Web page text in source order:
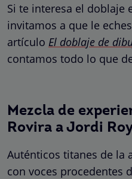
Si te interesa el doblaje
invitamos a que le
artículo El doblaje de
contamos todo lo que
Mezcla de
Rovira a Jordi
Auténticos titanes de la
con voces procedentes